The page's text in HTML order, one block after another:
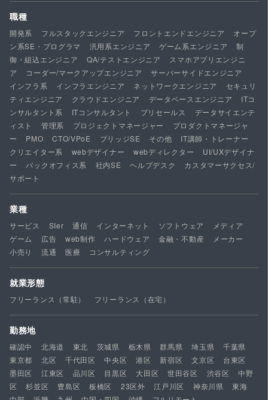
職種
開発系 フルスタックエンジニア フロントエンドエンジニア
オープ
ン系SE・プログラマ
汎用系エンジニア ゲーム系エンジニア
制
御・組込エンジニア
QA/テストエンジニア
スマホアプリエンジニ
ア
コーダー/マークアップエンジニア
サーバーサイドエンジニア
インフラ系
インフラエンジニア ネットワークエンジニア
セキュリ
ティエンジニア
クラウドエンジニア データベースエンジニア
ITコ
ンサルタント系
ITコンサルタント プリセールス
データサイエンテ
ィスト
管理系 プロジェクトマネージャー
プロダクトマネージャ
ー
PMO CTO/VPoE ブリッジSE その他
IT講師・トレーナー
クリエイター系
webデザイナー webディレクター
UI/UXデザイナ
ー
バックオフィス系 社内SE ヘルプデスク
カスタマーサクセス/
サポート
業種
サービス SIer 通信 インターネット ソフトウェア
メディア
ゲーム
広告 web制作 ハードウェア 金融・不動産
メーカー
小売り
流通 医療 コンサルティング
就業形態
フリーランス（常駐） フリーランス（在宅）
勤務地
確認中 北海道 東北 茨城県 栃木県 群馬県 埼玉県
千葉県
東京都
北区 千代田区 中央区 港区 新宿区 文京区
台東区
墨田区
江東区 品川区 目黒区 大田区 世田谷区 渋谷区
中野
区
杉並区 豊島区 板橋区 23区外 江戸川区 神奈川県
東海